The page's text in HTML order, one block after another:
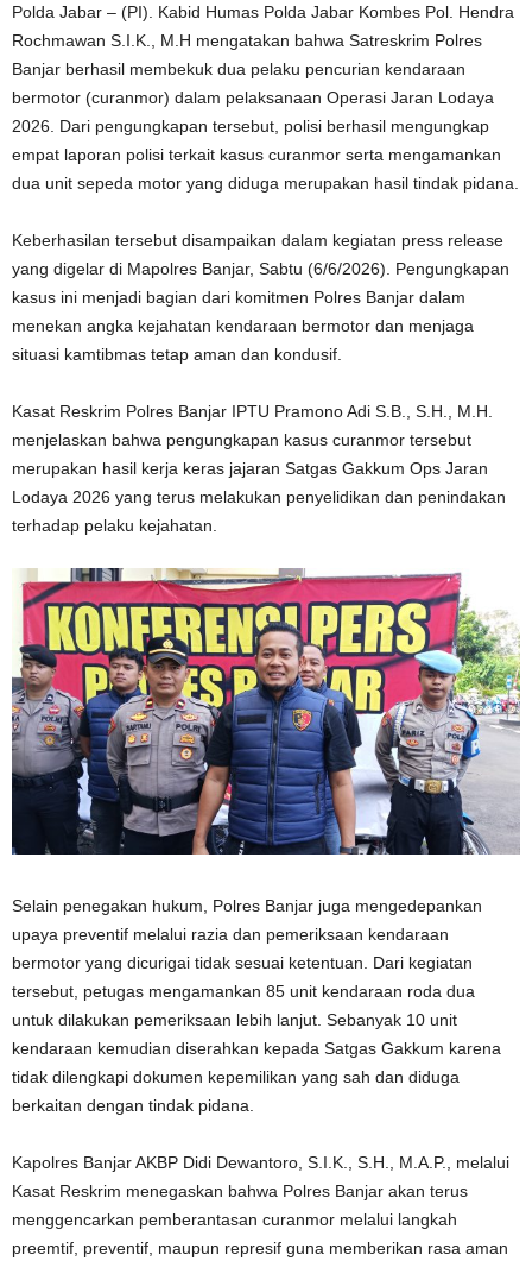
Polda Jabar – (PI). Kabid Humas Polda Jabar Kombes Pol. Hendra
Rochmawan S.I.K., M.H mengatakan bahwa Satreskrim Polres
Banjar berhasil membekuk dua pelaku pencurian kendaraan
bermotor (curanmor) dalam pelaksanaan Operasi Jaran Lodaya
2026. Dari pengungkapan tersebut, polisi berhasil mengungkap
empat laporan polisi terkait kasus curanmor serta mengamankan
dua unit sepeda motor yang diduga merupakan hasil tindak pidana.
Keberhasilan tersebut disampaikan dalam kegiatan press release
yang digelar di Mapolres Banjar, Sabtu (6/6/2026). Pengungkapan
kasus ini menjadi bagian dari komitmen Polres Banjar dalam
menekan angka kejahatan kendaraan bermotor dan menjaga
situasi kamtibmas tetap aman dan kondusif.
Kasat Reskrim Polres Banjar IPTU Pramono Adi S.B., S.H., M.H.
menjelaskan bahwa pengungkapan kasus curanmor tersebut
merupakan hasil kerja keras jajaran Satgas Gakkum Ops Jaran
Lodaya 2026 yang terus melakukan penyelidikan dan penindakan
terhadap pelaku kejahatan.
Selain penegakan hukum, Polres Banjar juga mengedepankan
upaya preventif melalui razia dan pemeriksaan kendaraan
bermotor yang dicurigai tidak sesuai ketentuan. Dari kegiatan
tersebut, petugas mengamankan 85 unit kendaraan roda dua
untuk dilakukan pemeriksaan lebih lanjut. Sebanyak 10 unit
kendaraan kemudian diserahkan kepada Satgas Gakkum karena
tidak dilengkapi dokumen kepemilikan yang sah dan diduga
berkaitan dengan tindak pidana.
Kapolres Banjar AKBP Didi Dewantoro, S.I.K., S.H., M.A.P., melalui
Kasat Reskrim menegaskan bahwa Polres Banjar akan terus
menggencarkan pemberantasan curanmor melalui langkah
preemtif, preventif, maupun represif guna memberikan rasa aman